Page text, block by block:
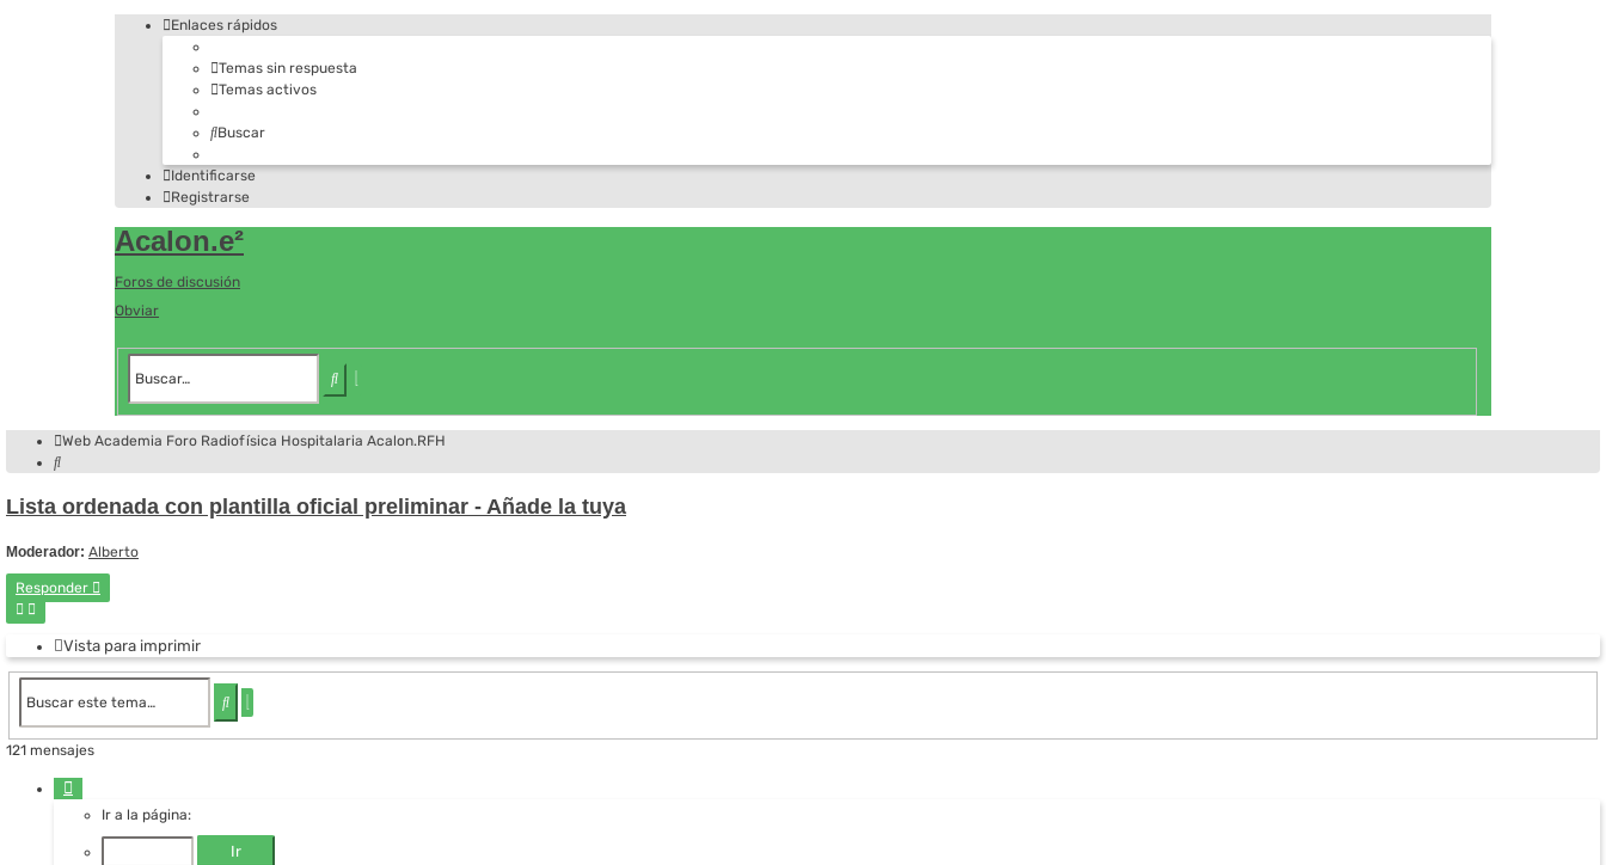
Enlaces rápidos
Temas sin respuesta
Temas activos
Buscar
Identificarse
Registrarse
Acalon.e²
Foros de discusión
Obviar
Buscaravanzada
Web Academia Foro Radiofísica Hospitalaria Acalon.RFH
Buscar
Lista ordenada con plantilla oficial preliminar - Añade la tuya
Moderador: Alberto
Responder
Vista para imprimir
Buscar
Búsqueda
avanzada
121 mensajes
Página
3
de
Ir a la página: